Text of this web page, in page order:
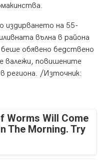
издирването на 55-
вълна в района
обявено бедствено
валежи, повишените
региона. /Източник:
Worms Will Come
The Morning. Try